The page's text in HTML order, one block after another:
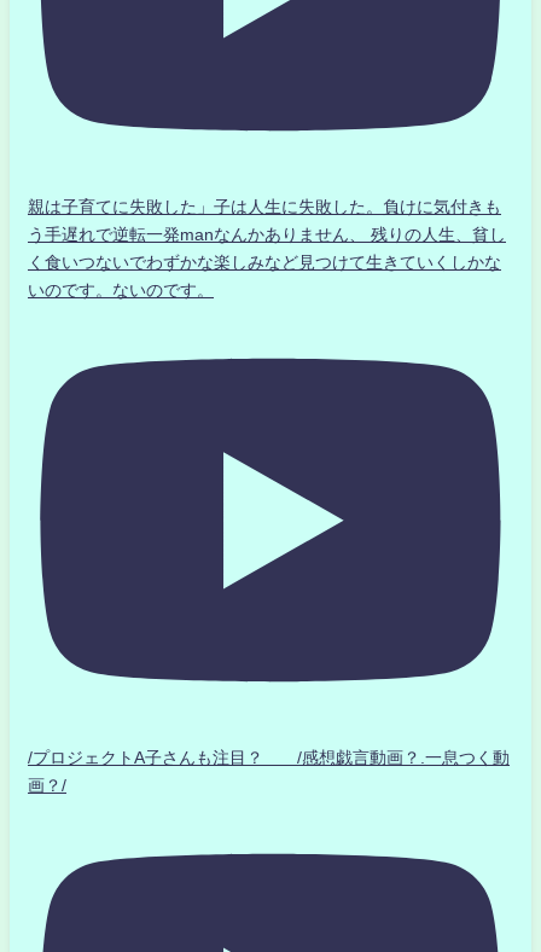
親は子育てに失敗した」子は人生に失敗した。負けに気付きも
う手遅れで逆転一発manなんかありません、 残りの人生、貧し
く食いつないでわずかな楽しみなど見つけて生きていくしかな
いのです。ないのです。
/プロジェクトA子さんも注目？ /感想戯言動画？.一息つく動
画？/